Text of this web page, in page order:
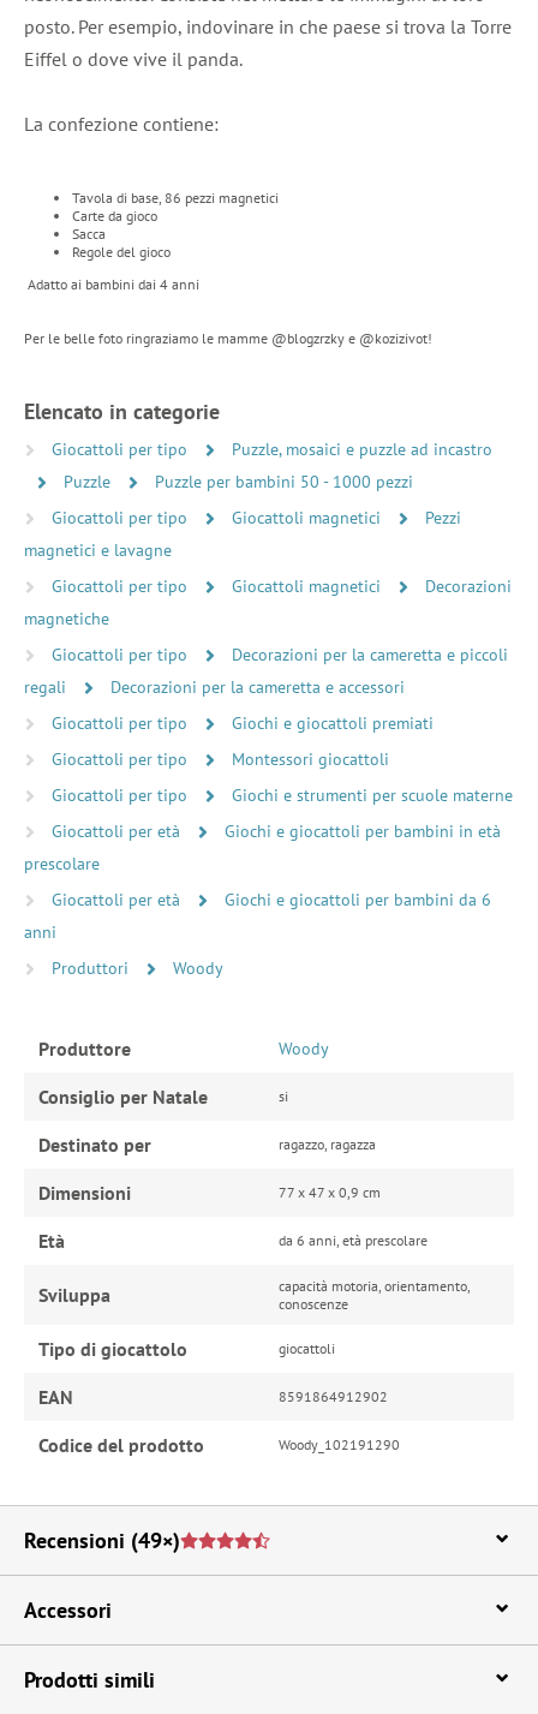
posto. Per esempio, indovinare in che paese si trova la Torre
Eiffel o dove vive il panda.
La confezione contiene:
Tavola di base, 86 pezzi magnetici
Carte da gioco
Sacca
Regole del gioco
Adatto ai bambini dai 4 anni
Per le belle foto ringraziamo le mamme @blogzrzky e @kozizivot!
Elencato in categorie
Giocattoli per tipo
Puzzle, mosaici e puzzle ad incastro
Puzzle
Puzzle per bambini 50 - 1000 pezzi
Giocattoli per tipo
Giocattoli magnetici
Pezzi
magnetici e lavagne
Giocattoli per tipo
Giocattoli magnetici
Decorazioni
magnetiche
Giocattoli per tipo
Decorazioni per la cameretta e piccoli
regali
Decorazioni per la cameretta e accessori
Giocattoli per tipo
Giochi e giocattoli premiati
Giocattoli per tipo
Montessori giocattoli
Giocattoli per tipo
Giochi e strumenti per scuole materne
Giocattoli per età
Giochi e giocattoli per bambini in età
prescolare
Giocattoli per età
Giochi e giocattoli per bambini da 6
anni
Produttori
Woody
Produttore Woody
Consiglio per Natale si
Destinato per ragazzo, ragazza
Dimensioni 77 x 47 x 0,9 cm
Età da 6 anni, età prescolare
Sviluppa
capacità motoria, orientamento,
conoscenze
Tipo di giocattolo giocattoli
EAN 8591864912902
Codice del prodotto Woody_102191290
Recensioni (49×)
Accessori
Prodotti simili